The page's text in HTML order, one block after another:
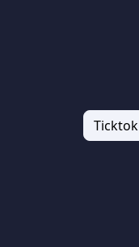
Ticktok